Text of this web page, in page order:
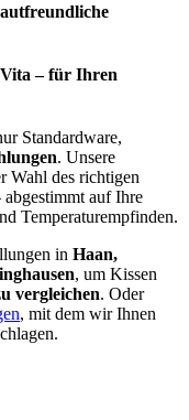
– für Ihren
Standardware,
. Unsere
Wahl des richtigen
auf Ihre
Temperaturempfinden.
in Haan,
, um Kissen
vergleichen. Oder
, mit dem wir Ihnen